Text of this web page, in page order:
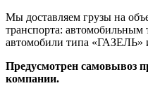
Мы доставляем грузы на
транспорта: автомобильным
автомобили типа «ГАЗЕЛЬ»
Предусмотрен самовывоз
компании.